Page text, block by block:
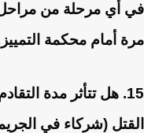
في أي مرحلة من
مرة أمام محكمة
15. هل تتأثر مدة
القتل (شركاء في